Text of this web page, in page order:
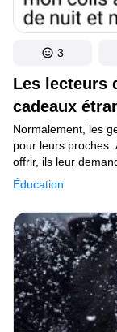
Les lecteurs
cadeaux
Éducation
Normalement, les
pour leurs proches.
offrir, ils leur
il y a en a d’autres
la première chose
lecteurs a reçu un
lectrice a eu des
3